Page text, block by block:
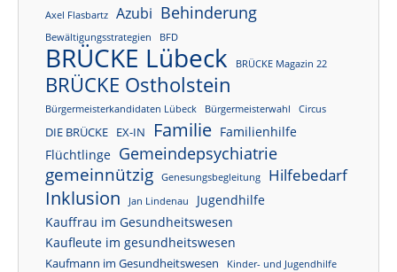
Axel Flasbartz
Azubi Behinderung
Bewältigungsstrategien BFD
BRÜCKE Lübeck BRÜCKE Magazin 22
BRÜCKE Ostholstein
Bürgermeisterkandidaten Lübeck Bürgermeisterwahl Circus
DIE BRÜCKE EX-IN Familie Familienhilfe
Flüchtlinge Gemeindepsychiatrie
gemeinnützig Genesungsbegleitung Hilfebedarf
Inklusion Jan Lindenau
Jugendhilfe
Kauffrau im Gesundheitswesen
Kaufleute im gesundheitswesen
Kaufmann im Gesundheitswesen Kinder- und Jugendhilfe